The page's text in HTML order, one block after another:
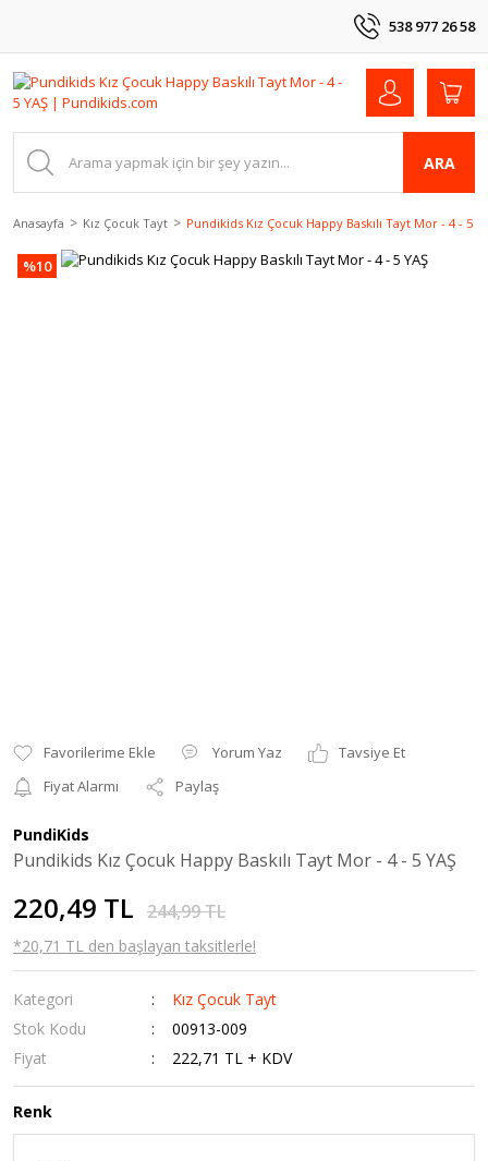
538 977 26 58
ARA
Anasayfa Kız Çocuk Tayt Pundikids Kız Çocuk Happy Baskılı Tayt Mor - 4 - 5
%10
Yorum Yaz
Tavsiye Et
Fiyat Alarmı
Paylaş
PundiKids
Pundikids Kız Çocuk Happy Baskılı Tayt Mor - 4 - 5 YAŞ
220,49 TL 244,99 TL
*20,71 TL den başlayan taksitlerle!
Kategori
Kız Çocuk Tayt
Stok Kodu
00913-009
Fiyat
222,71 TL + KDV
Renk